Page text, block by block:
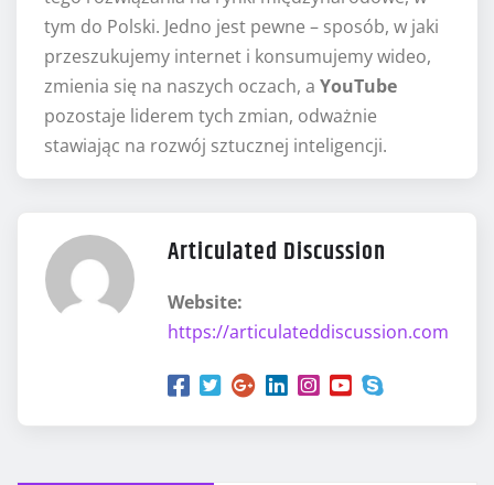
tym do Polski. Jedno jest pewne – sposób, w jaki
przeszukujemy internet i konsumujemy wideo,
zmienia się na naszych oczach, a YouTube
pozostaje liderem tych zmian, odważnie
stawiając na rozwój sztucznej inteligencji.
Articulated Discussion
Website:
https://articulateddiscussion.com